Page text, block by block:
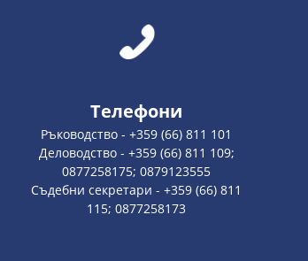
Телефони
Ръководство - +359 (66) 811 101
Деловодство - +359 (66) 811 109;
0877258175; 0879123555
Съдебни секретари - +359 (66) 811
115; 0877258173